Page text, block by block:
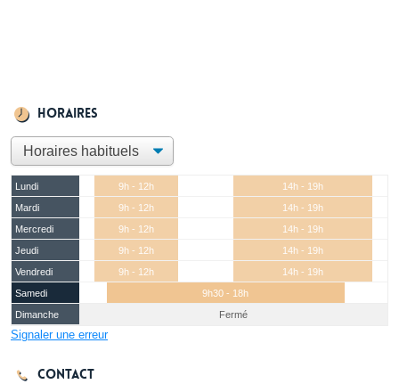
Horaires
Lundi 9h - 12h
14h - 19h
Mardi
9h - 12h
14h - 19h
Mercredi
9h - 12h
14h - 19h
Jeudi
9h - 12h
14h - 19h
Vendredi
9h - 12h
14h - 19h
Samedi
9h30 - 18h
Dimanche
Fermé
Signaler une erreur
Contact